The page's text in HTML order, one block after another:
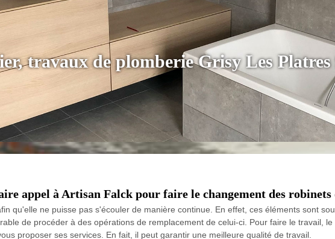
travaux de plomberie Grisy Les Platres
appel à Artisan Falck pour faire le changement des
qu'elle ne puisse pas s'écouler de manière continue. En effet, ces éléments sont
de procéder à des opérations de remplacement de celui-ci. Pour faire le travail,
proposer ses services. En fait, il peut garantir une meilleure qualité de travail.